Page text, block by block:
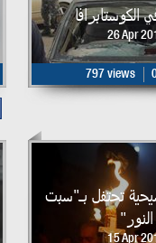
الكوستابرافا
26 Apr
797 views
تحتفل بـ"سبت
النور"
15 Apr